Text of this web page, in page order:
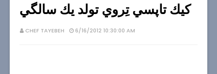
كيك تاپسي تِروي تولد يك سالگي
CHEF TAYEBEH 6/16/2012 10:30:00 AM